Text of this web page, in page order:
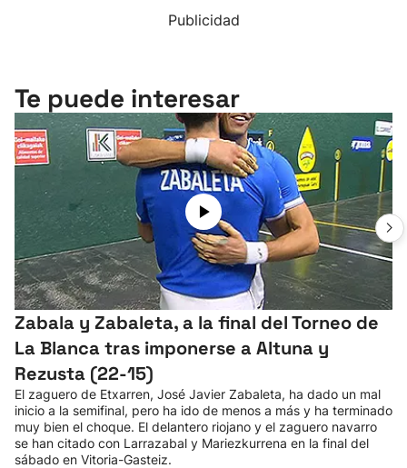
Publicidad
Te puede interesar
Zabala y Zabaleta, a la final del Torneo de
La Blanca tras imponerse a Altuna y
Rezusta (22-15)
El zaguero de Etxarren, José Javier Zabaleta, ha dado un mal
inicio a la semifinal, pero ha ido de menos a más y ha terminado
muy bien el choque. El delantero riojano y el zaguero navarro
se han citado con Larrazabal y Mariezkurrena en la final del
sábado en Vitoria-Gasteiz.